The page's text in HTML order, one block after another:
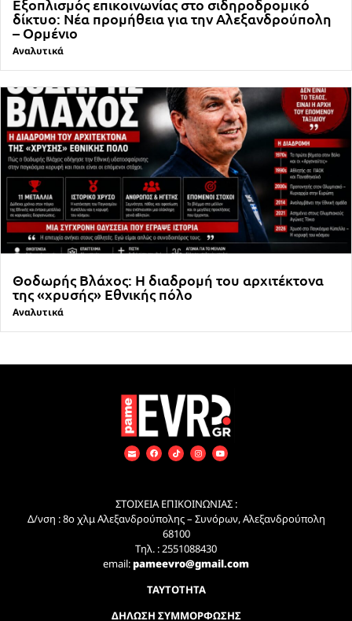
Εξοπλισμός επικοινωνίας στο σιδηροδρομικό
δίκτυο: Νέα προμήθεια για την Αλεξανδρούπολη
– Ορμένιο
Αναλυτικά
Θοδωρής Βλάχος: Η διαδρομή του αρχιτέκτονα
της «χρυσής» Εθνικής πόλο
Αναλυτικά
ΣΤΟΙΧΕΙΑ ΕΠΙΚΟΙΝΩΝΙΑΣ :
Δ/νση : 8ο χλμ Αλεξανδρούπολης – Συνόρων, Αλεξανδρούπολη
68100
Τηλ. : 2551088430
email:pameevro@gmail.com
ΤΑΥΤΟΤΗΤΑ
ΔΗΛΩΣΗ ΣΥΜΜΟΡΦΩΣΗΣ